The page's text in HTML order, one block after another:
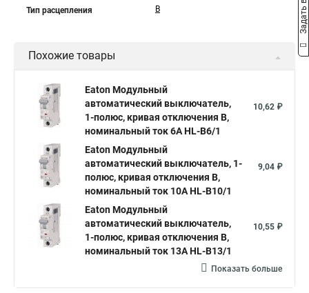
Тип расцепления B
Похожие товары
Eaton Модульный
автоматический выключатель,
1-полюс, кривая отключения B,
номинальный ток 6А HL-B6/1
10,62 ₽
Eaton Модульный
автоматический выключатель, 1-
полюс, кривая отключения B,
номинальный ток 10А HL-B10/1
9,04 ₽
Eaton Модульный
автоматический выключатель,
1-полюс, кривая отключения B,
номинальный ток 13А HL-B13/1
10,55 ₽
Показать больше